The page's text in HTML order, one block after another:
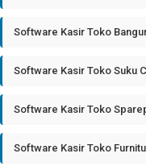
Software Kasir Toko
Software Kasir Toko Suku
Software Kasir Toko
Software Kasir Toko